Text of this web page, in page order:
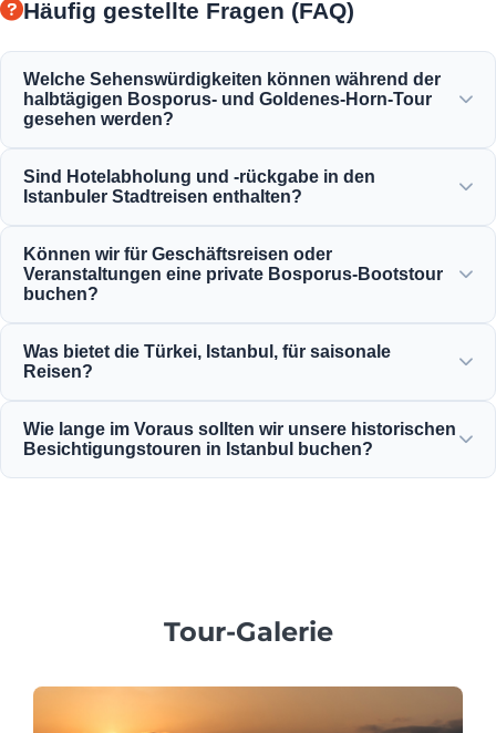
Häufig gestellte Fragen (FAQ)
Welche Sehenswürdigkeiten können während der
halbtägigen Bosporus- und Goldenes-Horn-Tour
gesehen werden?
die Bosporus-Brücke, den Dolmabahçe-Palast, die
Ortaköy-Moschee, die Rumeli-Festung und die eleganten
Sind Hotelabholung und -rückgabe in den
Istanbuler Stadtreisen enthalten?
rückgabeservice von zentral gelegenen Hotels in den
Gebieten Sultanahmet, Taksim und Umgebung an.
Können wir für Geschäftsreisen oder
Veranstaltungen eine private Bosporus-Bootstour
buchen?
spezialisiert und bietet私人 Yachtcharter,
Firmenveranstaltungen und private Bosporus-Abendessen-
Was bietet die Türkei, Istanbul, für saisonale
Reisen?
herausragende Attraktionen, von Frühlings-Tulpenfesten
über Sommerkreuzfahrten, historische Winterausflüge bis
Wie lange im Voraus sollten wir unsere historischen
Besichtigungstouren in Istanbul buchen?
Tour-Galerie